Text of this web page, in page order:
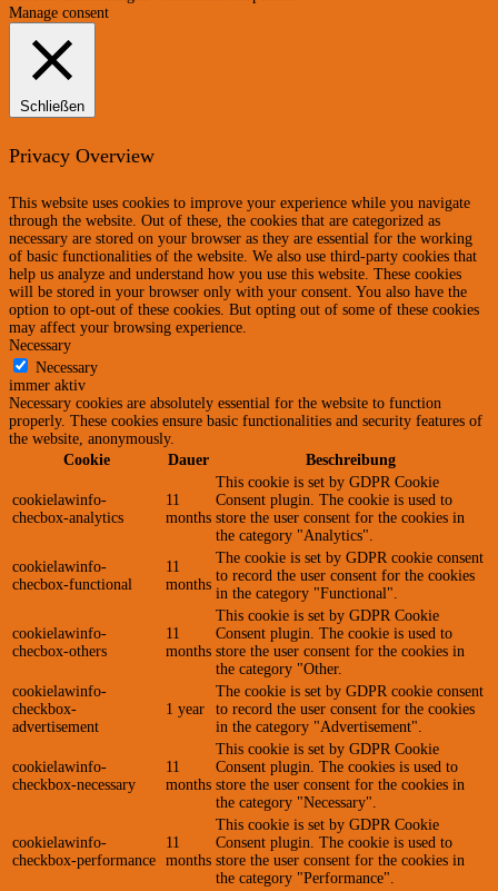
Manage consent
Schließen
Privacy Overview
This website uses cookies to improve your experience while you navigate
through the website. Out of these, the cookies that are categorized as
necessary are stored on your browser as they are essential for the working
of basic functionalities of the website. We also use third-party cookies that
help us analyze and understand how you use this website. These cookies
will be stored in your browser only with your consent. You also have the
option to opt-out of these cookies. But opting out of some of these cookies
may affect your browsing experience.
Necessary
Necessary
immer aktiv
Necessary cookies are absolutely essential for the website to function
properly. These cookies ensure basic functionalities and security features of
the website, anonymously.
Cookie
Dauer Beschreibung
cookielawinfo-
checbox-analytics
11
months
This cookie is set by GDPR Cookie
Consent plugin. The cookie is used to
store the user consent for the cookies in
the category "Analytics".
cookielawinfo-
checbox-functional
11
months
The cookie is set by GDPR cookie consent
to record the user consent for the cookies
in the category "Functional".
cookielawinfo-
checbox-others
11
months
This cookie is set by GDPR Cookie
Consent plugin. The cookie is used to
store the user consent for the cookies in
the category "Other.
cookielawinfo-
checkbox-
advertisement
1 year
The cookie is set by GDPR cookie consent
to record the user consent for the cookies
in the category "Advertisement".
cookielawinfo-
checkbox-necessary
11
months
This cookie is set by GDPR Cookie
Consent plugin. The cookies is used to
store the user consent for the cookies in
the category "Necessary".
cookielawinfo-
checkbox-performance
11
months
This cookie is set by GDPR Cookie
Consent plugin. The cookie is used to
store the user consent for the cookies in
the category "Performance".